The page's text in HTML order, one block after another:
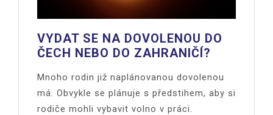
VYDAT SE NA DOVOLENOU DO
ČECH NEBO DO ZAHRANIČÍ?
Mnoho rodin již naplánovanou dovolenou
má. Obvykle se plánuje s předstihem, aby si
rodiče mohli vybavit volno v práci.